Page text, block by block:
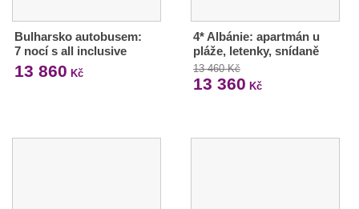
Bulharsko autobusem:
7 nocí s all inclusive
13 860 Kč
4* Albánie: apartmán u
pláže, letenky, snídaně
13 460 Kč
13 360 Kč